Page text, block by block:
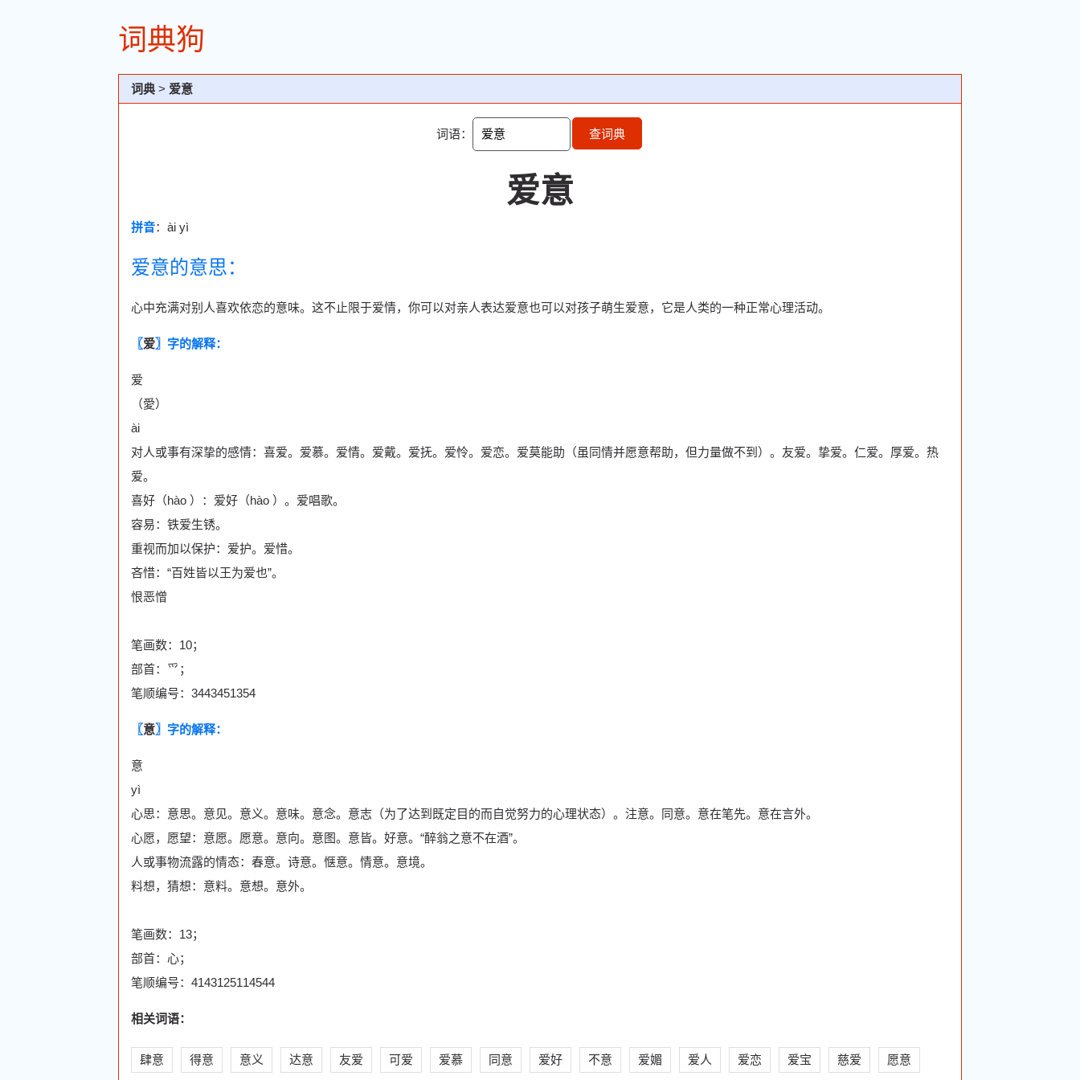
词典狗
词典 > 爱意
词语： 查词典
爱意
拼音：ài yì
爱意的意思：
心中充满对别人喜欢依恋的意味。这不止限于爱情，你可以对亲人表达爱意也可以对孩子萌生爱意，它是人类的一种正常心理活动。
〖爱〗字的解释：
爱
（愛）
ài
对人或事有深挚的感情：喜爱。爱慕。爱情。爱戴。爱抚。爱怜。爱恋。爱莫能助（虽同情并愿意帮助，但力量做不到）。友爱。挚爱。仁爱。厚爱。热
爱。
喜好（hào ）：爱好（hào ）。爱唱歌。
容易：铁爱生锈。
重视而加以保护：爱护。爱惜。
吝惜：“百姓皆以王为爱也”。
恨恶憎
笔画数：10；
部首：爫；
笔顺编号：3443451354
〖意〗字的解释：
意
yì
心思：意思。意见。意义。意味。意念。意志（为了达到既定目的而自觉努力的心理状态）。注意。同意。意在笔先。意在言外。
心愿，愿望：意愿。愿意。意向。意图。意皆。好意。“醉翁之意不在酒”。
人或事物流露的情态：春意。诗意。惬意。情意。意境。
料想，猜想：意料。意想。意外。
笔画数：13；
部首：心；
笔顺编号：4143125114544
相关词语：
肆意 得意 意义 达意 友爱 可爱 爱慕 同意 爱好 不意 爱媚 爱人 爱恋 爱宝 慈爱 愿意